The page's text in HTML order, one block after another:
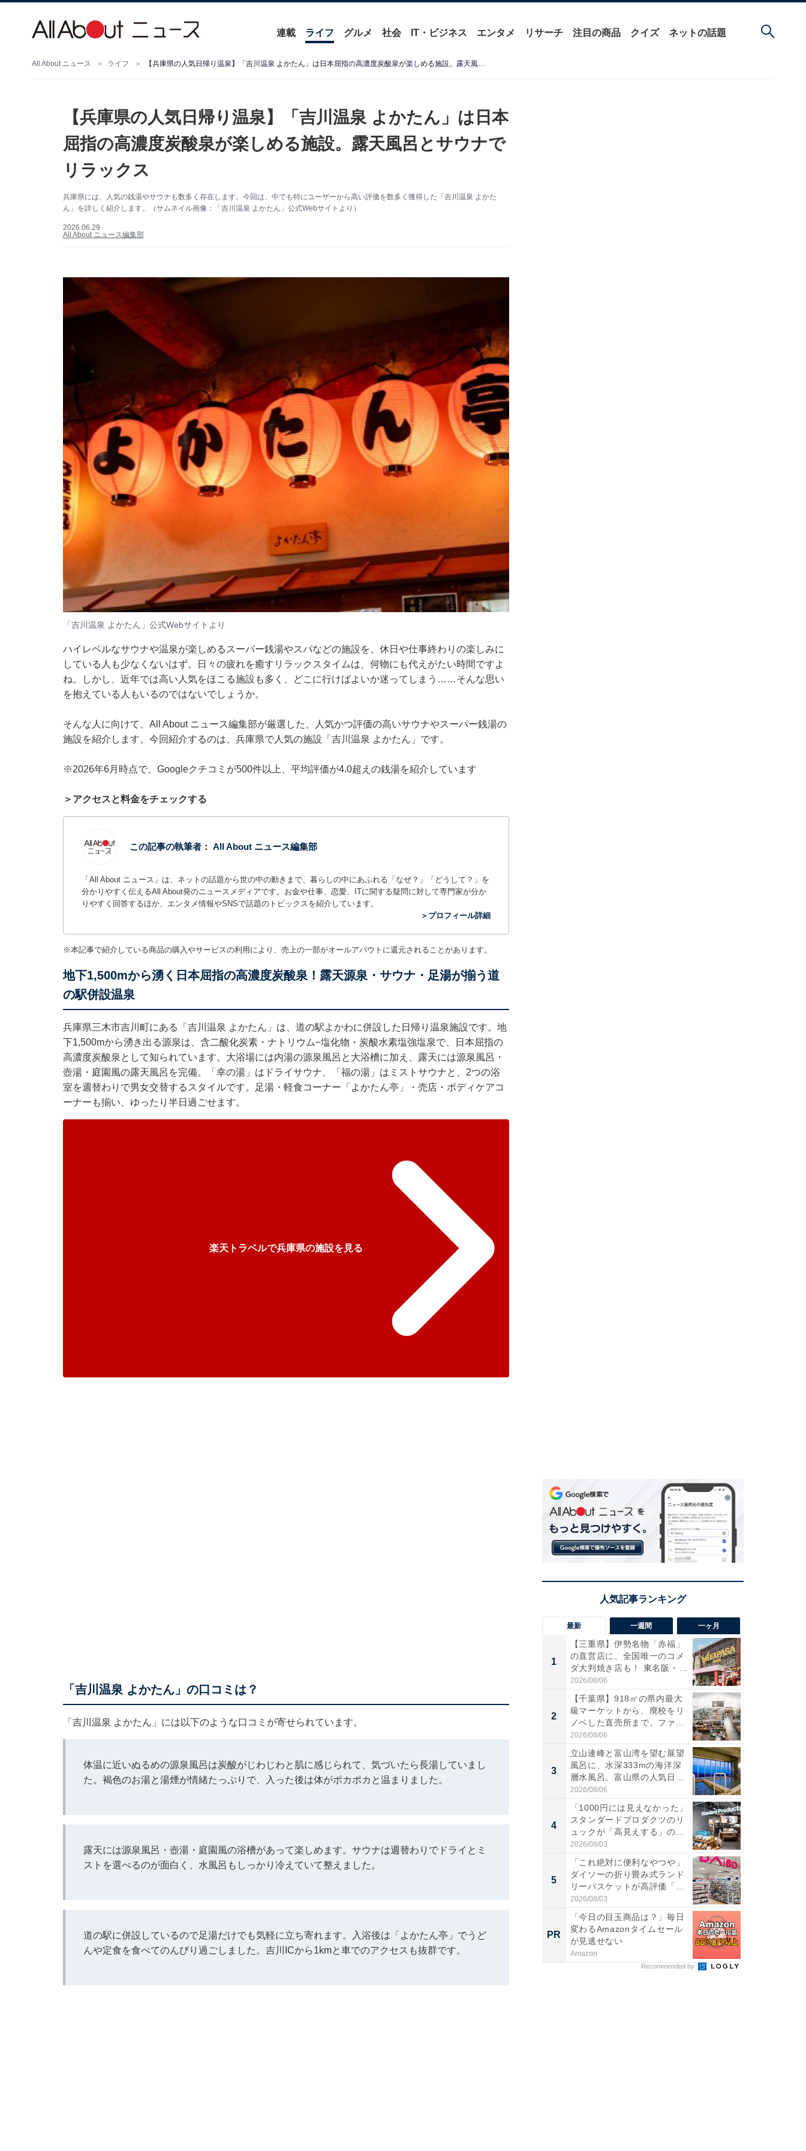
連載 ライフ グルメ 社会 IT・ビジネス エンタメ リサーチ 注目の商品 クイズ ネットの話題
All About ニュース ライフ 【兵庫県の人気日帰り温泉】「吉川温泉 よかたん」は日本屈指の高濃度炭酸泉が楽しめる施設。露天風呂とサウナでリラックス
【兵庫県の人気日帰り温泉】「吉川温泉 よかたん」は日本
屈指の高濃度炭酸泉が楽しめる施設。露天風呂とサウナで
リラックス
兵庫県には、人気の銭湯やサウナも数多く存在します。今回は、中でも特にユーザーから高い評価を数多く獲得した「吉川温泉 よかた
ん」を詳しく紹介します。（サムネイル画像：「吉川温泉 よかたん」公式Webサイトより）
2026.06.29
All About ニュース編集部
「吉川温泉 よかたん」公式Webサイトより
ハイレベルなサウナや温泉が楽しめるスーパー銭湯やスパなどの施設を、休日や仕事終わりの楽しみに
している人も少なくないはず。日々の疲れを癒すリラックスタイムは、何物にも代えがたい時間ですよ
ね。しかし、近年では高い人気をほこる施設も多く、どこに行けばよいか迷ってしまう……そんな思い
を抱えている人もいるのではないでしょうか。
そんな人に向けて、All About ニュース編集部が厳選した、人気かつ評価の高いサウナやスーパー銭湯の
施設を紹介します。今回紹介するのは、兵庫県で人気の施設「吉川温泉 よかたん」です。
※2026年6月時点で、Googleクチコミが500件以上、平均評価が4.0超えの銭湯を紹介しています
＞アクセスと料金をチェックする
この記事の執筆者： All About ニュース編集部
「All About ニュース」は、ネットの話題から世の中の動きまで、暮らしの中にあふれる「なぜ？」「どうして？」を
分かりやすく伝えるAll About発のニュースメディアです。お金や仕事、恋愛、ITに関する疑問に対して専門家が分か
りやすく回答するほか、エンタメ情報やSNSで話題のトピックスを紹介しています。
＞プロフィール詳細
※本記事で紹介している商品の購入やサービスの利用により、売上の一部がオールアバウトに還元されることがあります。
地下1,500mから湧く日本屈指の高濃度炭酸泉！露天源泉・サウナ・足湯が揃う道
の駅併設温泉
兵庫県三木市吉川町にある「吉川温泉 よかたん」は、道の駅よかわに併設した日帰り温泉施設です。地
下1,500mから湧き出る源泉は、含二酸化炭素・ナトリウム−塩化物・炭酸水素塩強塩泉で、日本屈指の
高濃度炭酸泉として知られています。大浴場には内湯の源泉風呂と大浴槽に加え、露天には源泉風呂・
壺湯・庭園風の露天風呂を完備。「幸の湯」はドライサウナ、「福の湯」はミストサウナと、2つの浴
室を週替わりで男女交替するスタイルです。足湯・軽食コーナー「よかたん亭」・売店・ボディケアコ
ーナーも揃い、ゆったり半日過ごせます。
楽天トラベルで兵庫県の施設を見る
「吉川温泉 よかたん」の口コミは？
「吉川温泉 よかたん」には以下のような口コミが寄せられています。
体温に近いぬるめの源泉風呂は炭酸がじわじわと肌に感じられて、気づいたら長湯していまし
た。褐色のお湯と湯煙が情緒たっぷりで、入った後は体がポカポカと温まりました。
露天には源泉風呂・壺湯・庭園風の浴槽があって楽しめます。サウナは週替わりでドライとミ
ストを選べるのが面白く、水風呂もしっかり冷えていて整えました。
道の駅に併設しているので足湯だけでも気軽に立ち寄れます。入浴後は「よかたん亭」でうど
んや定食を食べてのんびり過ごしました。吉川ICから1kmと車でのアクセスも抜群です。
最新 一週間 一ヶ月
1
【三重県】伊勢名物「赤福」
の直営店に、全国唯一のコメ
ダ大判焼き店も！ 東名阪・
伊...
2026/08/06
2
【千葉県】918㎡の県内最大
級マーケットから、廃校をリ
ノベした直売所まで。ファ
ー...
2026/08/06
3
立山連峰と富山湾を望む展望
風呂に、水深333mの海洋深
層水風呂。富山県の人気日
帰...
2026/08/06
4
「1000円には見えなかった」
スタンダードプロダクツのリ
ュックが「高見えする」の...
2026/08/03
5
「これ絶対に便利なやつや」
ダイソーの折り畳み式ランド
リーバスケットが高評価「使
わ...
2026/08/03
PR
「今日の目玉商品は？」毎日
変わるAmazonタイムセール
が見逃せない
Amazon
Recommended by